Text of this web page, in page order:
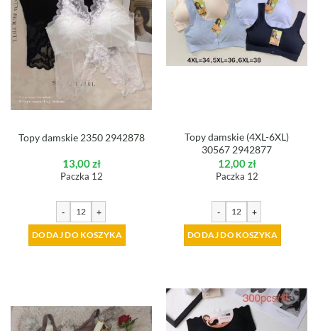
Topy damskie 2350 2942878
13,00zł
Paczka 12
- +
DODAJ DO KOSZYKA
Topy damskie (4XL-6XL)
30567 2942877
12,00zł
Paczka 12
- +
DODAJ DO KOSZYKA